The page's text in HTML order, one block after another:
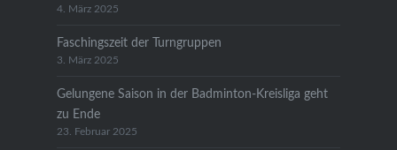
4. März 2025
Faschingszeit der Turngruppen
3. März 2025
Gelungene Saison in der Badminton-Kreisliga geht
zu Ende
23. Februar 2025